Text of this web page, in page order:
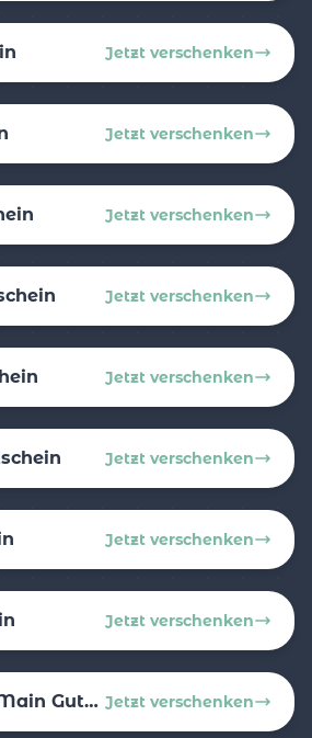
Jetzt verschenken
Jetzt verschenken
Jetzt verschenken
Jetzt verschenken
Jetzt verschenken
Jetzt verschenken
Jetzt verschenken
Jetzt verschenken
Frankfurt Am Main Gutschein Jetzt verschenken